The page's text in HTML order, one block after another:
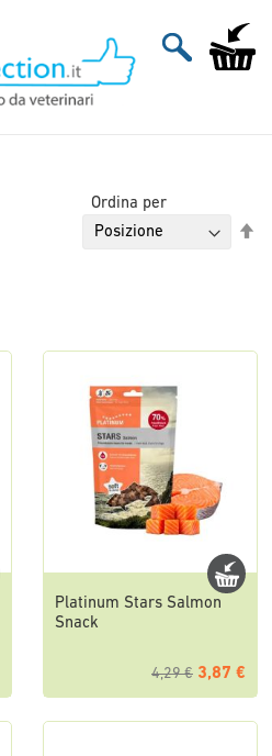
Carrello
Ordina per
Platinum Stars Salmon
Snack
4,29 € 3,87 €